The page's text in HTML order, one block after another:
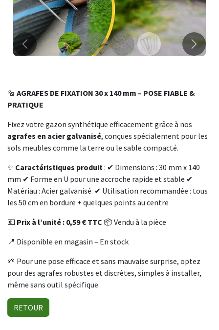
Précédent Suivant
🔩 AGRAFES DE FIXATION 30 x 140 mm – POSE FIABLE &
PRATIQUE
Fixez votre gazon synthétique efficacement grâce à nos
agrafes en acier galvanisé, conçues spécialement pour les
sols meubles comme la terre ou le sable compacté.
✨ Caractéristiques produit: ✔ Dimensions : 30 mm x 140
mm ✔ Forme en U pour une accroche rapide et stable ✔
Matériau : Acier galvanisé ✔ Utilisation recommandée : tous
les 50 cm en bordure + quelques points au centre
💶 Prix à l’unité : 0,59 € TTC 📦 Vendu à la pièce
📍 Disponible en magasin – En stock
🌱 Pour une pose efficace et sans mauvaise surprise, optez
pour des agrafes robustes et discrètes, simples à installer,
même sans outil spécifique.
RETOUR